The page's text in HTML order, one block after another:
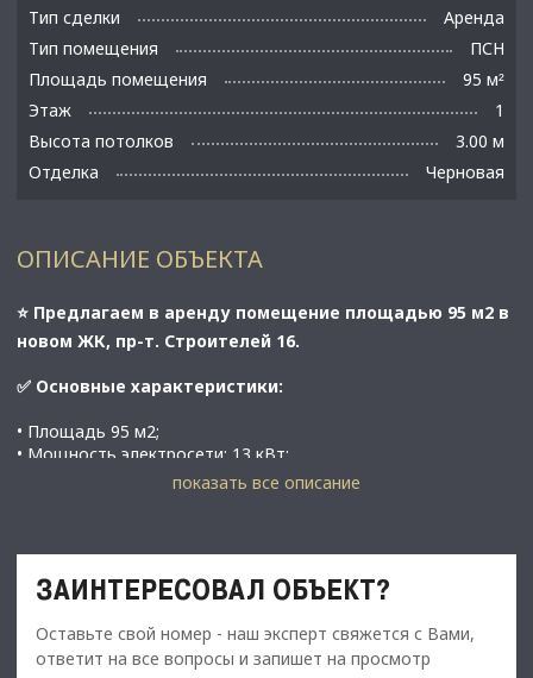
Тип сделки
Аренда
Тип помещения
ПСН
Площадь помещения
95 м²
Этаж
1
Высота потолков
3.00 м
Отделка
Черновая
ОПИСАНИЕ ОБЪЕКТА
⭐ Предлагаем в аренду помещение площадью 95 м2 в
новом ЖК, пр-т. Строителей 16.
✅ Основные характеристики:
• Площадь 95 м2;
• Мощность электросети: 13 кВт;
• Высота потолков 3 м;
• Обеспечительный платеж - 100% ( 190 000 руб.);
• Срок договора - длительный (от 11 мес.);
показать все описание
ЗАИНТЕРЕСОВАЛ ОБЪЕКТ?
Оставьте свой номер - наш эксперт свяжется с Вами,
ответит на все вопросы и запишет на просмотр